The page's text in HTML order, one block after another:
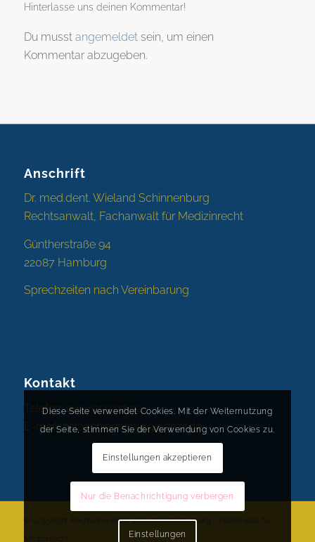
Hinterlasse uns deinen Kommentar!
Du musst angemeldetsein, um einen
Kommentar abzugeben.
Anschrift
Dr. med.dent. Wieland Schinnenburg
Rechtsanwalt, Fachanwalt für Medizinrecht
Güntherstraße 94
22087 Hamburg
Sprechzeiten nach Vereinbarung
Kontakt
Telefon: 040/250 72 02
E-mail:zaraschinnenburg@gmx.de
© Copyright Rechtsanwalt Dr. Wieland Schinnenburg - Fachanwalt für
Diese Seite verwendet Cookies. Mit der Weiternutzung
der Seite, stimmen Sie der Verwendung von Cookies zu.
Einstellungen akzeptieren
Nur die Benachrichtigung verbergen
Einstellungen